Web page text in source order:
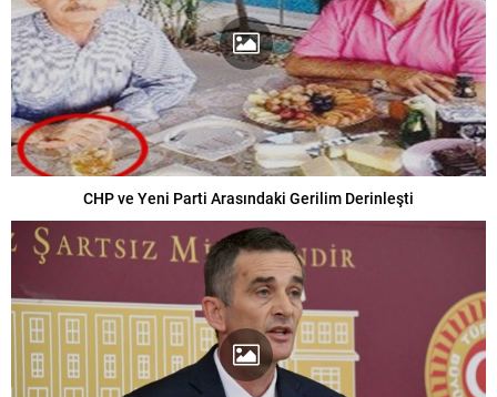
CHP ve Yeni Parti Arasındaki Gerilim Derinleşti